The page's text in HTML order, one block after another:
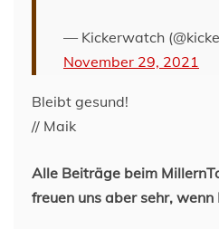
— Kickerwatch
November 29, 2021
Bleibt gesund!
// Maik
Alle Beiträge beim
freuen uns aber sehr, wenn